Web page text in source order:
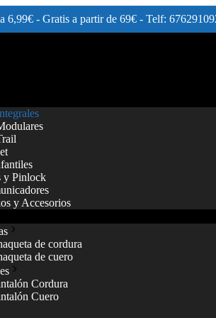
6,99€ - Gratis a partir de 69€ - Telf:
y Pinlock
y Accesorios
de cordura
de cuero
Cordura
Cuero